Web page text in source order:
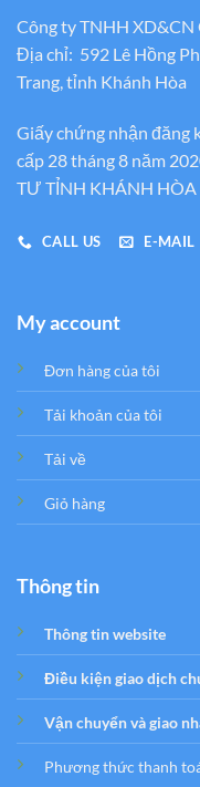
Công ty TNHH XD&CN
Địa chỉ: 592 Lê Hồng
Trang, tỉnh Khánh Hòa
Giấy chứng nhận đăng
cấp 28 tháng 8 năm
TƯ TỈNH KHÁNH HÒA
CALL US E-MAIL
My account
Đơn hàng của tôi
Tải khoản của tôi
Tải về
Giỏ hàng
Thông tin
Thông tin website
Điều kiện giao dịch
Vận chuyển và giao
Phương thức thanh